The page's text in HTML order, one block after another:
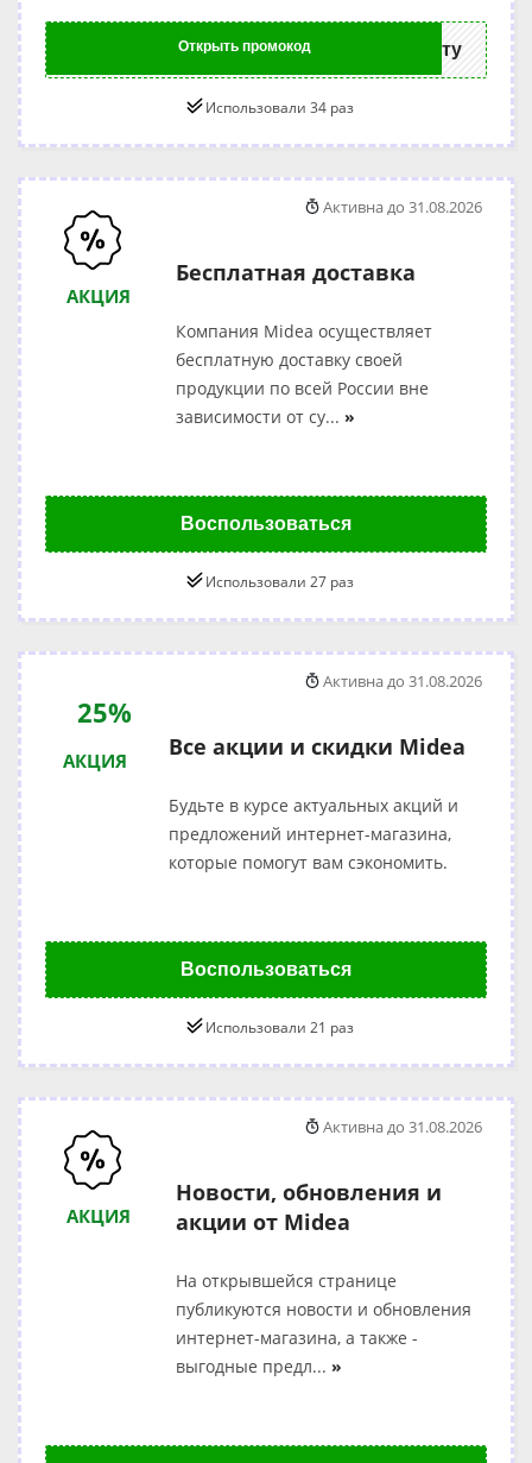
Открыть промокод ту
Использовали 34 раз
АКЦИЯ
Бесплатная доставка
Компания Midea осуществляет
бесплатную доставку своей
продукции по всей России вне
зависимости от су... »
Активна до 31.08.2026
Воспользоваться
Использовали 27 раз
25%
АКЦИЯ Все акции и скидки Midea
Будьте в курсе актуальных акций и
предложений интернет-магазина,
которые помогут вам сэкономить.
Активна до 31.08.2026
Воспользоваться
Использовали 21 раз
АКЦИЯ
Новости, обновления и
акции от Midea
На открывшейся странице
публикуются новости и обновления
интернет-магазина, а также -
выгодные предл... »
Активна до 31.08.2026